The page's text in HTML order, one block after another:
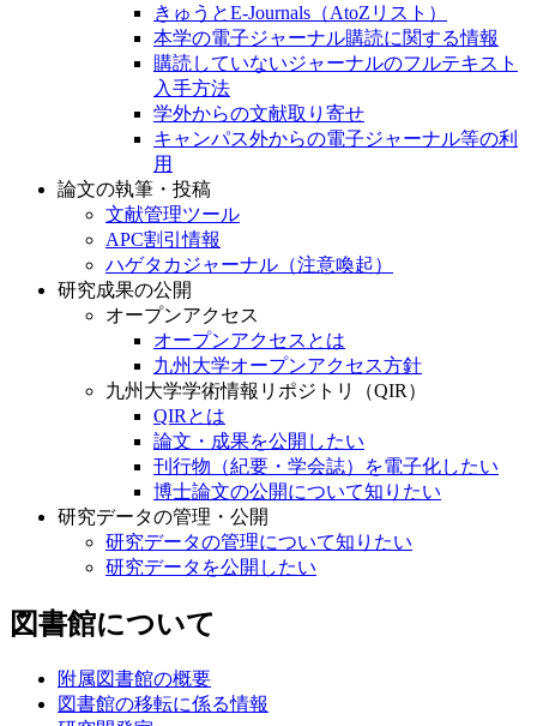
きゅうとE-Journals（AtoZリスト）
本学の電子ジャーナル購読に関する情報
購読していないジャーナルのフルテキスト
入手方法
学外からの文献取り寄せ
キャンパス外からの電子ジャーナル等の利
用
論文の執筆・投稿
文献管理ツール
APC割引情報
ハゲタカジャーナル（注意喚起）
研究成果の公開
オープンアクセス
オープンアクセスとは
九州大学オープンアクセス方針
九州大学学術情報リポジトリ（QIR）
QIRとは
論文・成果を公開したい
刊行物（紀要・学会誌）を電子化したい
博士論文の公開について知りたい
研究データの管理・公開
研究データの管理について知りたい
研究データを公開したい
図書館について
附属図書館の概要
図書館の移転に係る情報